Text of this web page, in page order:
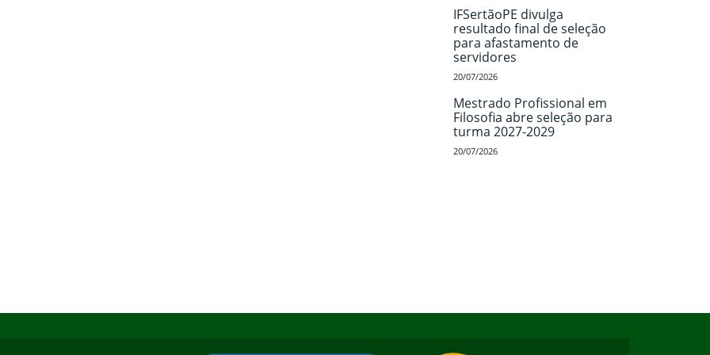
IFSertãoPE divulga
resultado final de seleção
para afastamento de
servidores
20/07/2026
Mestrado Profissional em
Filosofia abre seleção para
turma 2027-2029
20/07/2026